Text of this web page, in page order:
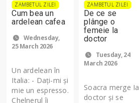
ZAMBETUL ZILEI
Cum bea un
ardelean cafea
Wednesday,
25 March 2026
Un ardelean în
Italia: - Dați-mi și
mie un espresso.
Chelnerul îi
ZAMBETUL ZILEI
De ce se
plânge o
femeie la
doctor
Tuesday, 24
March 2026
Soacra merge Ia
doctor și se